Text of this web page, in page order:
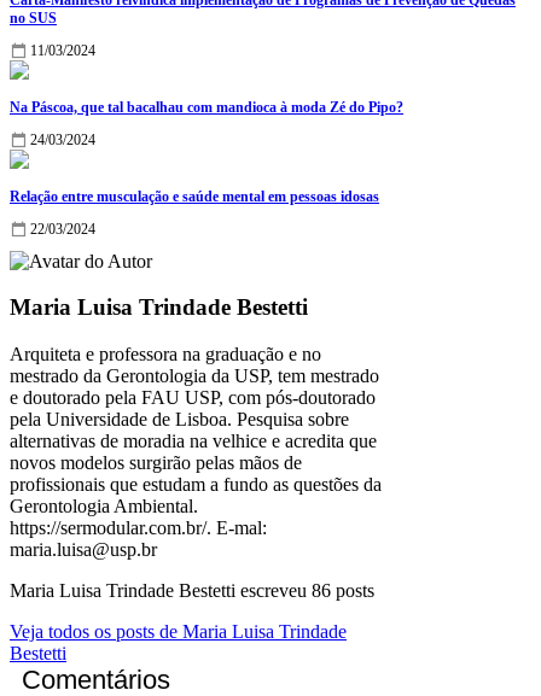
no SUS
11/03/2024
Na Páscoa, que tal bacalhau com mandioca à moda Zé do Pipo?
24/03/2024
Relação entre musculação e saúde mental em pessoas idosas
22/03/2024
Maria Luisa Trindade Bestetti
Arquiteta e professora na graduação e no
mestrado da Gerontologia da USP, tem mestrado
e doutorado pela FAU USP, com pós-doutorado
pela Universidade de Lisboa. Pesquisa sobre
alternativas de moradia na velhice e acredita que
novos modelos surgirão pelas mãos de
profissionais que estudam a fundo as questões da
Gerontologia Ambiental.
https://sermodular.com.br/. E-mal:
maria.luisa@usp.br
Maria Luisa Trindade Bestetti escreveu 86 posts
Veja todos os posts de Maria Luisa Trindade
Bestetti
Comentários